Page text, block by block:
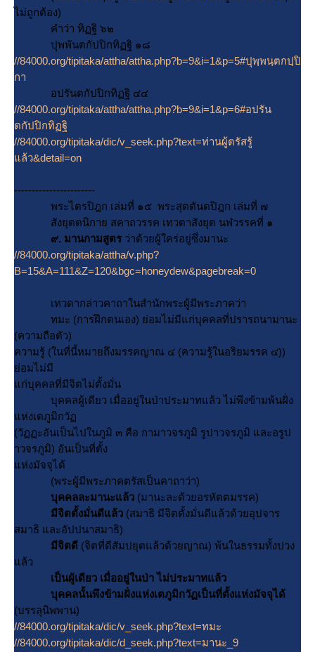
ไม่ถูกต้อง)
คำว่า ทิฏฐิ ๖๒
ปุพพันตกัปปิกทิฏฐิ ๑๘
//84000.org/tipitaka/attha/attha.php?b=9&i=1&p=5#ปุพฺพนฺตกปฺปิ
กา
อปรันตกัปปิกทิฏฐิ ๔๔
//84000.org/tipitaka/attha/attha.php?b=9&i=1&p=6#อปรัน
ตกัปปิกทิฏฐิ
//84000.org/tipitaka/dic/v_seek.php?text=ท่านผู้ตรัสรู้
ล้ว&detail=on
-----------------------
พระไตรปิฎก เล่มที่ ๑๕ พระสุตตันตปิฎก เล่มที่ ๗
สังยุตตนิกาย สคาถวรรค เทวตาสังยุต นฬวรรคที่ ๑
๙. มานกามสูตร ว่าด้วยผู้ใคร่อยู่ซึ่งมานะ
//84000.org/tipitaka/attha/v.php?
B=15&A=111&Z=120&bgc=honeydew&pagebreak=0
เทวดากล่าวคาถาในสำนักพระผู้มีพระภาคว่า
ทมะ (การฝึกตนเอง) ย่อมไม่มีแก่บุคคลที่ปรารถนามานะ
(ความถือตัว)
ความรู้ (ในที่นี้หมายถึงมรรคญาณ ๔ (ความรู้ในอริยมรรค ๔))
่อมไม่มี
ก่บุคคลที่มีจิตไม่ตั้งมั่น
บุคคลผู้เดียว เมื่ออยู่ในป่าประมาทแล้ว ไม่พึงข้ามพ้นฝั่ง
ห่งเตภูมิกวั
(วัฏฏะอันเป็นไปในภูมิ ๓ คือ กามาวจรภูมิ รูปาวจรภูมิ และอรูป
าวจรภูมิ) อันเป็นที่ตั้ง
ห่งมัจจุได้
(พระผู้มีพระภาคตรัสเป็นคาถาว่า)
บุคคลละมานะแล้ว (มานะละด้วยอรหัตตมรรค)
มีจิตตั้งมั่นดีแล้ว (สมาธิ มีจิตตั้งมั่นดีแล้วด้วยอุปจาร
สมาธิ และอัปปนาสมาธิ)
มีจิตดี (จิตที่ดีสัมปยุตแล้วด้วยญาณ) พ้นในธรรมทั้งปวง
ล้ว
เป็นผู้เดียว เมื่ออยู่ในป่า ไม่ประมาทแล้ว
บุคคลนั้นพึงข้ามฝั่งแห่งเตภูมิกวัฏเป็นที่ตั้งแห่งมัจจุได้
(บรรลุนิพพาน)
//84000.org/tipitaka/dic/v_seek.php?text=ทมะ
//84000.org/tipitaka/dic/d_seek.php?text=มานะ_9